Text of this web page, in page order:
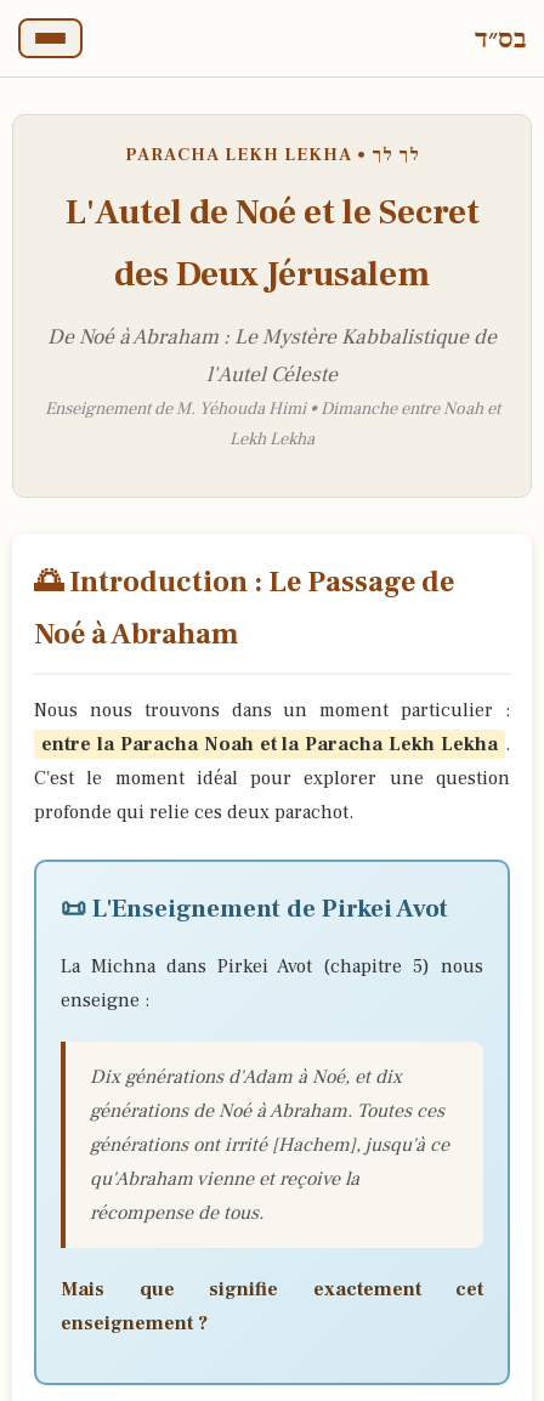
בס״ד
PARACHA LEKH LEKHA • לך לך
L'Autel de Noé et le Secret
des Deux Jérusalem
De Noé à Abraham : Le Mystère Kabbalistique de
l'Autel Céleste
Enseignement de M. Yéhouda Himi • Dimanche entre Noah et
Lekh Lekha
🌅 Introduction : Le Passage de
Noé à Abraham
Nous nous trouvons dans un moment particulier :
entre la Paracha Noah et la Paracha Lekh Lekha .
C'est le moment idéal pour explorer une question
profonde qui relie ces deux parachot.
📜 L'Enseignement de Pirkei Avot
La Michna dans Pirkei Avot (chapitre 5) nous
enseigne :
Dix générations d'Adam à Noé, et dix
générations de Noé à Abraham. Toutes ces
générations ont irrité [Hachem], jusqu'à ce
qu'Abraham vienne et reçoive la
récompense de tous.
Mais que signifie exactement cet
enseignement ?